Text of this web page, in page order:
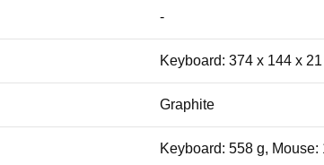
-
Keyboard: 374 x 144 x
Graphite
Keyboard: 558 g,